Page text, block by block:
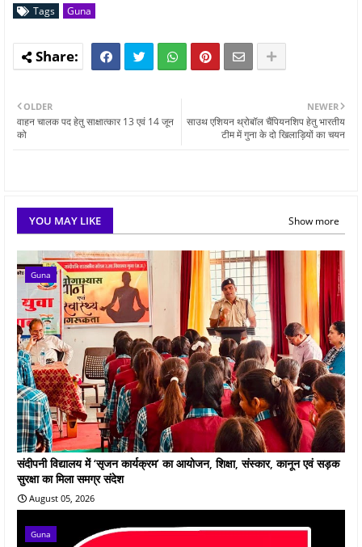
Tags Guna
NEWER
साउथ एशियन थ्रोबॉल चैंपियनशिप हेतु भारतीय
टीम में गुना के दो खिलाड़ियों का चयन
OLDER
वाहन चालक पद हेतु साक्षात्कार 13 एवं 14 जून
को
YOU MAY LIKE Show more
Guna
संदीपनी विद्यालय में ‘सृजन कार्यक्रम’ का आयोजन, शिक्षा, संस्कार, कानून एवं सड़क
सुरक्षा का मिला समग्र संदेश
August 05, 2026
Guna